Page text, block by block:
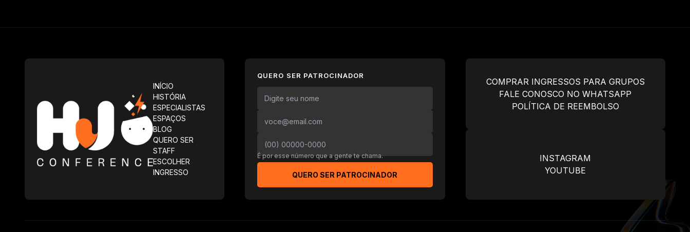
INÍCIO
HISTÓRIA
ESPECIALISTAS
ESPAÇOS
BLOG
QUERO SER
STAFF
ESCOLHER
INGRESSO
QUERO SER PATROCINADOR
É por esse número que a gente te chama.
QUERO SER PATROCINADOR
COMPRAR INGRESSOS PARA GRUPOS
FALE CONOSCO NO WHATSAPP
POLÍTICA DE REEMBOLSO
INSTAGRAM
YOUTUBE